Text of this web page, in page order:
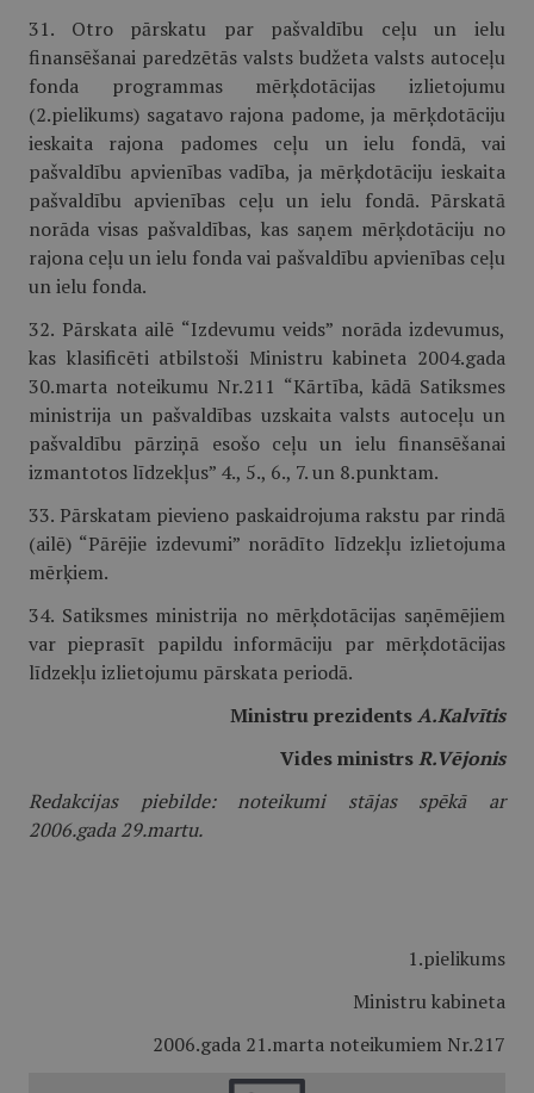
31. Otro pārskatu par pašvaldību ceļu un ielu
finansēšanai paredzētās valsts budžeta valsts autoceļu
fonda programmas mērķdotācijas izlietojumu
(2.pielikums) sagatavo rajona padome, ja mērķdotāciju
ieskaita rajona padomes ceļu un ielu fondā, vai
pašvaldību apvienības vadība, ja mērķdotāciju ieskaita
pašvaldību apvienības ceļu un ielu fondā. Pārskatā
norāda visas pašvaldības, kas saņem mērķdotāciju no
rajona ceļu un ielu fonda vai pašvaldību apvienības ceļu
un ielu fonda.
32. Pārskata ailē “Izdevumu veids” norāda izdevumus,
kas klasificēti atbilstoši Ministru kabineta 2004.gada
30.marta noteikumu Nr.211 “Kārtība, kādā Satiksmes
ministrija un pašvaldības uzskaita valsts autoceļu un
pašvaldību pārziņā esošo ceļu un ielu finansēšanai
izmantotos līdzekļus” 4., 5., 6., 7. un 8.punktam.
33. Pārskatam pievieno paskaidrojuma rakstu par rindā
(ailē) “Pārējie izdevumi” norādīto līdzekļu izlietojuma
mērķiem.
34. Satiksmes ministrija no mērķdotācijas saņēmējiem
var pieprasīt papildu informāciju par mērķdotācijas
līdzekļu izlietojumu pārskata periodā.
Ministru prezidentsA.Kalvītis
Vides ministrsR.Vējonis
Redakcijas piebilde: noteikumi stājas spēkā ar
2006.gada 29.martu.
1.pielikums
Ministru kabineta
2006.gada 21.marta noteikumiem Nr.217